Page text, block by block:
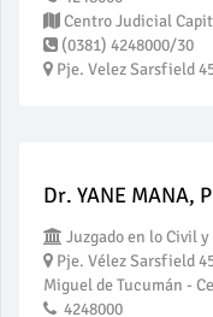
Centro Judicial
(0381) 4248000/30
Pje. Velez Sarsfield
Dr. YANE MANA,
Juzgado en lo Civil
Pje. Vélez Sarsfield
Miguel de Tucumán -
4248000